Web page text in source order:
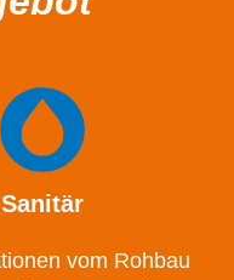
Sanitär
vom Rohbau